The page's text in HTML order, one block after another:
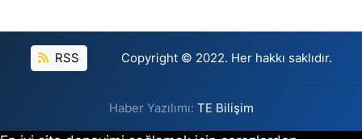
RSS Copyright © 2022. Her hakkı saklıdır.
Haber Yazılımı: TE Bilişim